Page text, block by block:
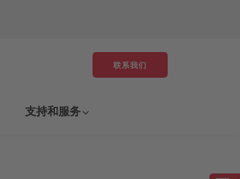
支持和服务
联系我们